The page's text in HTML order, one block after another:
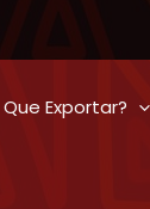
Que Exportar?